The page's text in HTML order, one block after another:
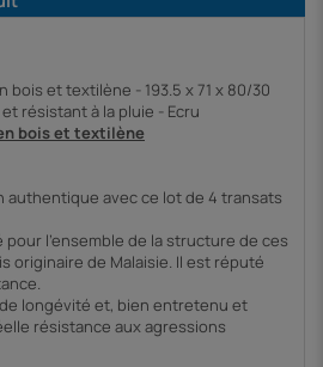
bois et textilène - 193.5 x 71 x 80/30
résistant à la pluie - Ecru
bois et textilène
authentique avec ce lot de 4 transats
pour l'ensemble de la structure de ces
originaire de Malaisie. Il est réputé
longévité et, bien entretenu et
résistance aux agressions